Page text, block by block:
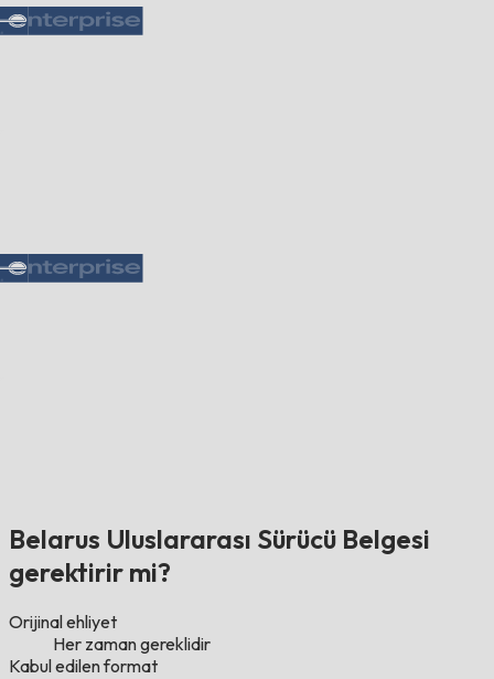
Belarus Uluslararası Sürücü Belgesi
gerektirir mi?
Orijinal ehliyet
Her zaman gereklidir
Kabul edilen format